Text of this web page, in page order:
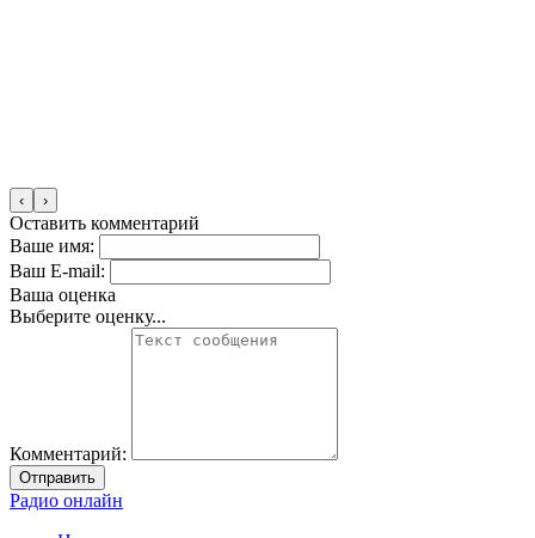
‹ ›
Оставить комментарий
Ваше имя:
Ваш E-mail:
Ваша оценка
Выберите оценку...
Комментарий:
Отправить
Радио онлайн